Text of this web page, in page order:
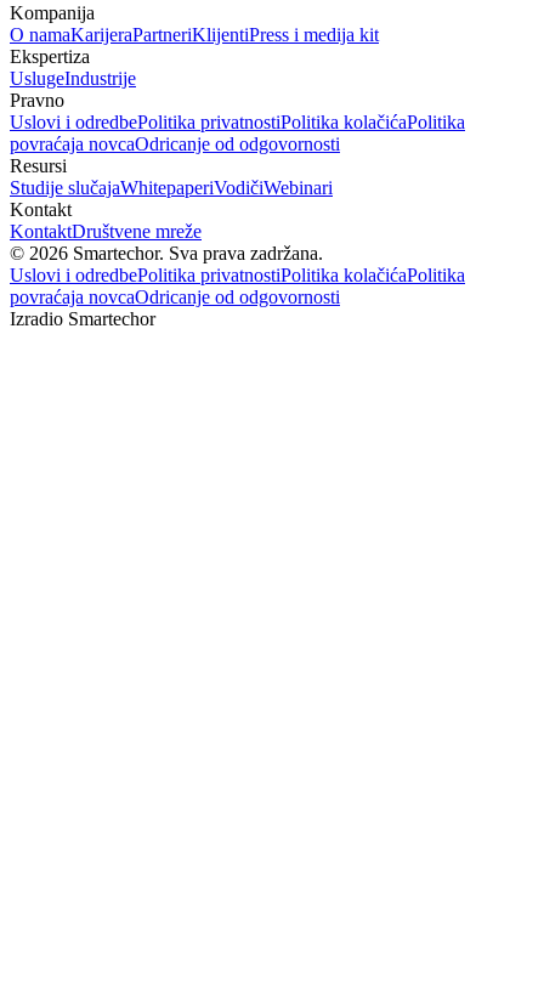
Kompanija
O namaKarijeraPartneriKlijentiPress i medija kit
Ekspertiza
UslugeIndustrije
Pravno
Uslovi i odredbePolitika privatnostiPolitika kolačićaPolitika
povraćaja novcaOdricanje od odgovornosti
Resursi
Studije slučajaWhitepaperiVodičiWebinari
Kontakt
KontaktDruštvene mreže
© 2026 Smartechor. Sva prava zadržana.
Uslovi i odredbePolitika privatnostiPolitika kolačićaPolitika
povraćaja novcaOdricanje od odgovornosti
Izradio Smartechor